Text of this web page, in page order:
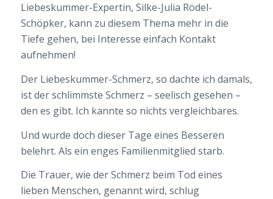
Liebeskummer-Expertin, Silke-Julia Rödel-
Schöpker, kann zu diesem Thema mehr in die
Tiefe gehen, bei Interesse einfach Kontakt
aufnehmen!
Der Liebeskummer-Schmerz, so dachte ich damals,
ist der schlimmste Schmerz – seelisch gesehen –
den es gibt. Ich kannte so nichts vergleichbares.
Und wurde doch dieser Tage eines Besseren
belehrt. Als ein enges Familienmitglied starb.
Die Trauer, wie der Schmerz beim Tod eines
lieben Menschen, genannt wird, schlug